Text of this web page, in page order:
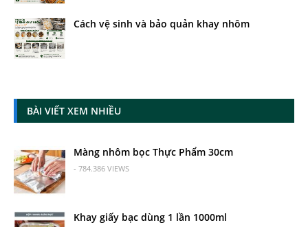
Cách vệ sinh và bảo quản khay nhôm
BÀI VIẾT XEM NHIỀU
Màng nhôm bọc Thực Phẩm 30cm
- 784.386 VIEWS
Khay giấy bạc dùng 1 lần 1000ml